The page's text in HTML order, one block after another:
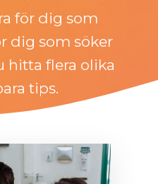
för dig som
dig som söker
hitta flera olika
tips.